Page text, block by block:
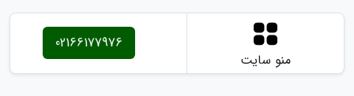
منو سایت
02166177976